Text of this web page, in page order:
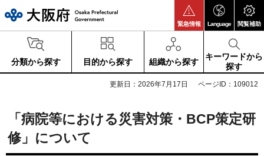
緊急情報 Language 閲覧補助
分類から探す 目的から探す 組織から探す
キーワードから
探す
更新日：2026年7月17日 ページID：109012
「病院等における災害対策・BCP策定研
修」について